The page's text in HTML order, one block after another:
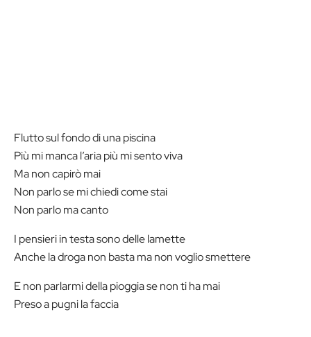
Flutto sul fondo di una piscina
Più mi manca l’aria più mi sento viva
Ma non capirò mai
Non parlo se mi chiedi come stai
Non parlo ma canto
I pensieri in testa sono delle lamette
Anche la droga non basta ma non voglio smettere
E non parlarmi della pioggia se non ti ha mai
Preso a pugni la faccia